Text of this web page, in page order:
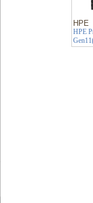
HPE
HPE